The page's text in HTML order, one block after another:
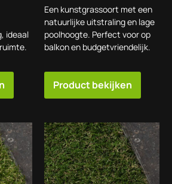
ideaal
Een kunstgrassoort met een
natuurlijke uitstraling en lage
poolhoogte. Perfect voor op
balkon en budgetvriendelijk.
Product bekijken